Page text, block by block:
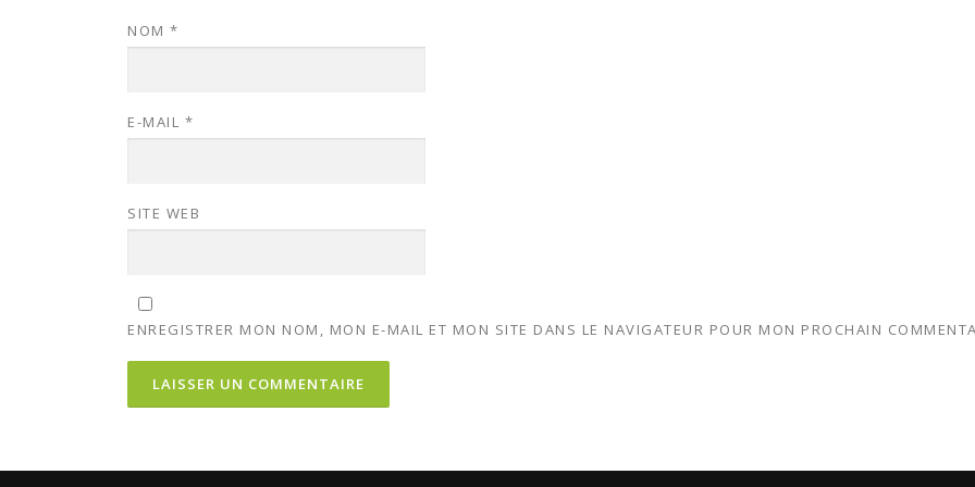
NOM *
E-MAIL *
SITE WEB
ENREGISTRER MON NOM, MON E-MAIL ET MON SITE DANS LE NAVIGATEUR POUR MON PROCHAIN